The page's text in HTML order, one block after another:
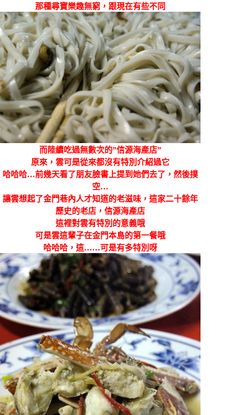
那種尋寶樂趣無窮，跟現在有些不同
而陸續吃過無數次的”信源海產店”
原來，雲可是從來都沒有特別介紹過它
哈哈哈…前幾天看了朋友臉書上提到她們去了，然後撲
空…
讓雲想起了金門巷內人才知道的老滋味，這家二十餘年
歷史的老店，信源海產店
這裡對雲有特別的意義哦
可是雲這輩子在金門本島的第一餐哦
哈哈哈，這……可是有多特別呀